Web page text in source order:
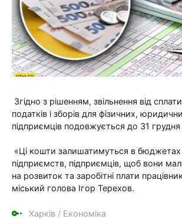
Згідно з рішенням, звільнення від
податків і зборів для фізичних,
підприємців подовжується до 31
«Ці кошти залишатимуться в
підприємств, підприємців, щоб вони
на розвиток та заробітні плати
міський голова Ігор Терехов.
Харків / Економіка